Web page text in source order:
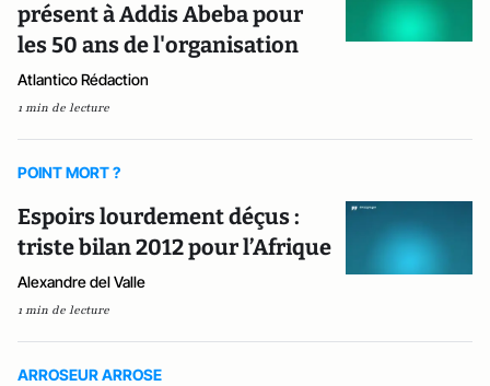
présent à Addis Abeba pour
les 50 ans de l'organisation
Atlantico Rédaction
1 min de lecture
POINT MORT ?
Espoirs lourdement déçus :
triste bilan 2012 pour l’Afrique
Alexandre del Valle
1 min de lecture
ARROSEUR ARROSE